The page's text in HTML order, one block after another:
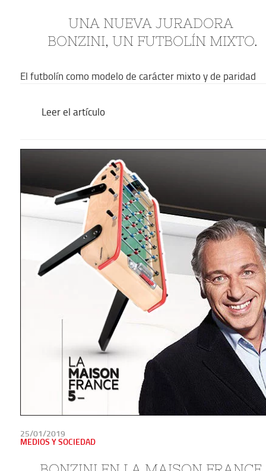
UNA NUEVA JURADORA
BONZINI, UN FUTBOLÍN MIXTO.
El futbolín como modelo de carácter mixto y de paridad
Leer el artículo
PUBLICADO
EN
25/01/2019
MEDIOS Y SOCIEDAD